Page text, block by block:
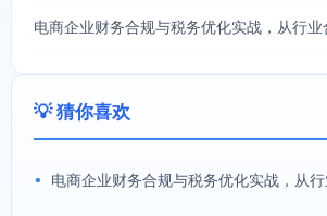
💡 猜你喜欢
•